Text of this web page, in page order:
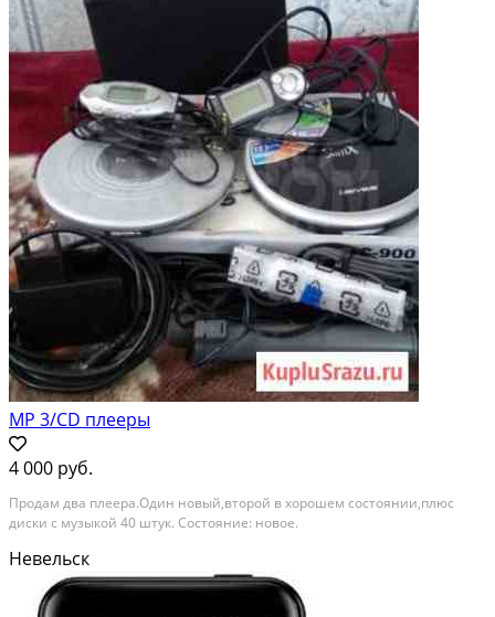
MP 3/CD плееры
4 000 руб.
Продам два плеера.Один новый,второй в хорошем состоянии,плюс
диски с музыкой 40 штук. Состояние: новое.
Невельск